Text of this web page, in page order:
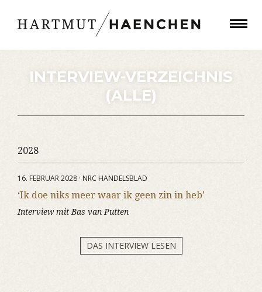
INTERVIEW-VERZEICHNIS
(ALLE)
2028
16. FEBRUAR 2028 · NRC HANDELSBLAD
‘Ik doe niks meer waar ik geen zin in heb’
Interview mit Bas van Putten
DAS INTERVIEW LESEN